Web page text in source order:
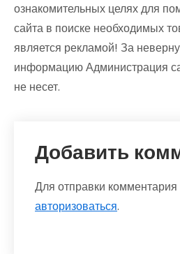
ознакомительных целях для
сайта в поиске необходимых
является рекламой! За
информацию Администрация
не несет.
Добавить
Для отправки
авторизоваться.